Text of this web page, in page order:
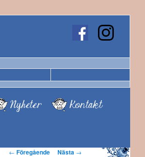
Nyheter Kontakt
Inläggsnavigering
← Föregående Nästa →